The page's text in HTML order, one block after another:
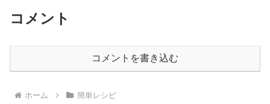
コメント
コメントを書き込む
ホーム 簡単レシピ